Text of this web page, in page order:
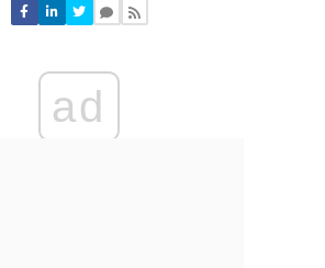
Nie znaleziono komentarzy
swoje komentarze
Anuluj
ad